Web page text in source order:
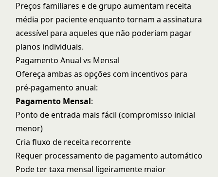
Preços familiares e de grupo aumentam receita
média por paciente enquanto tornam a assinatura
acessível para aqueles que não poderiam pagar
planos individuais.
Pagamento Anual vs Mensal
Ofereça ambas as opções com incentivos para
pré-pagamento anual:
Pagamento Mensal:
Ponto de entrada mais fácil (compromisso inicial
menor)
Cria fluxo de receita recorrente
Requer processamento de pagamento automático
Pode ter taxa mensal ligeiramente maior